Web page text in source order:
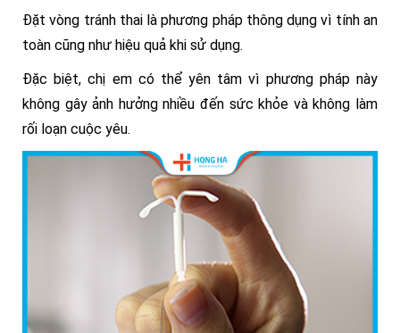
Đặt vòng tránh thai là phương pháp thông dụng vì tính an
toàn cũng như hiệu quả khi sử dụng.
Đặc biệt, chị em có thể yên tâm vì phương pháp này
không gây ảnh hưởng nhiều đến sức khỏe và không làm
rối loạn cuộc yêu.